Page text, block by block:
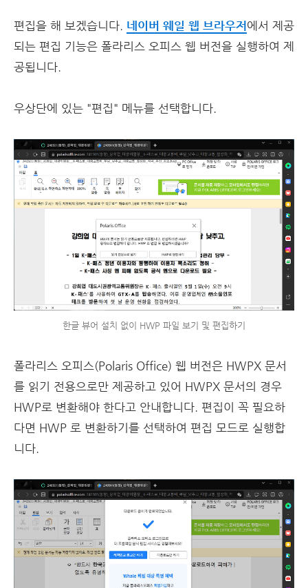
편집을 해 보겠습니다. 네이버 웨일 웹 브라우저에서 제공
되는 편집 기능은 폴라리스 오피스 웹 버전을 실행하여 제
공됩니다.
우상단에 있는 "편집" 메뉴를 선택합니다.
한글 뷰어 설치 없이 HWP 파일 보기 및 편집하기
폴라리스 오피스(Polaris Office) 웹 버전은 HWPX 문서
를 읽기 전용으로만 제공하고 있어 HWPX 문서의 경우
HWP로 변환해야 한다고 안내합니다. 편집이 꼭 필요하
다면 HWP 로 변환하기를 선택하여 편집 모드로 실행합
니다.